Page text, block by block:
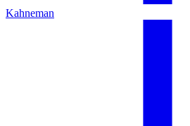
Kahneman